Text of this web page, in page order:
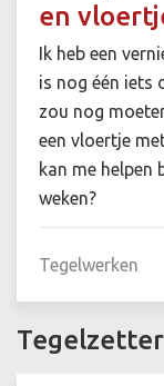
en
Ik heb een
is nog één iets
zou nog
een vloertje
kan me helpen
weken?
Tegelwerken